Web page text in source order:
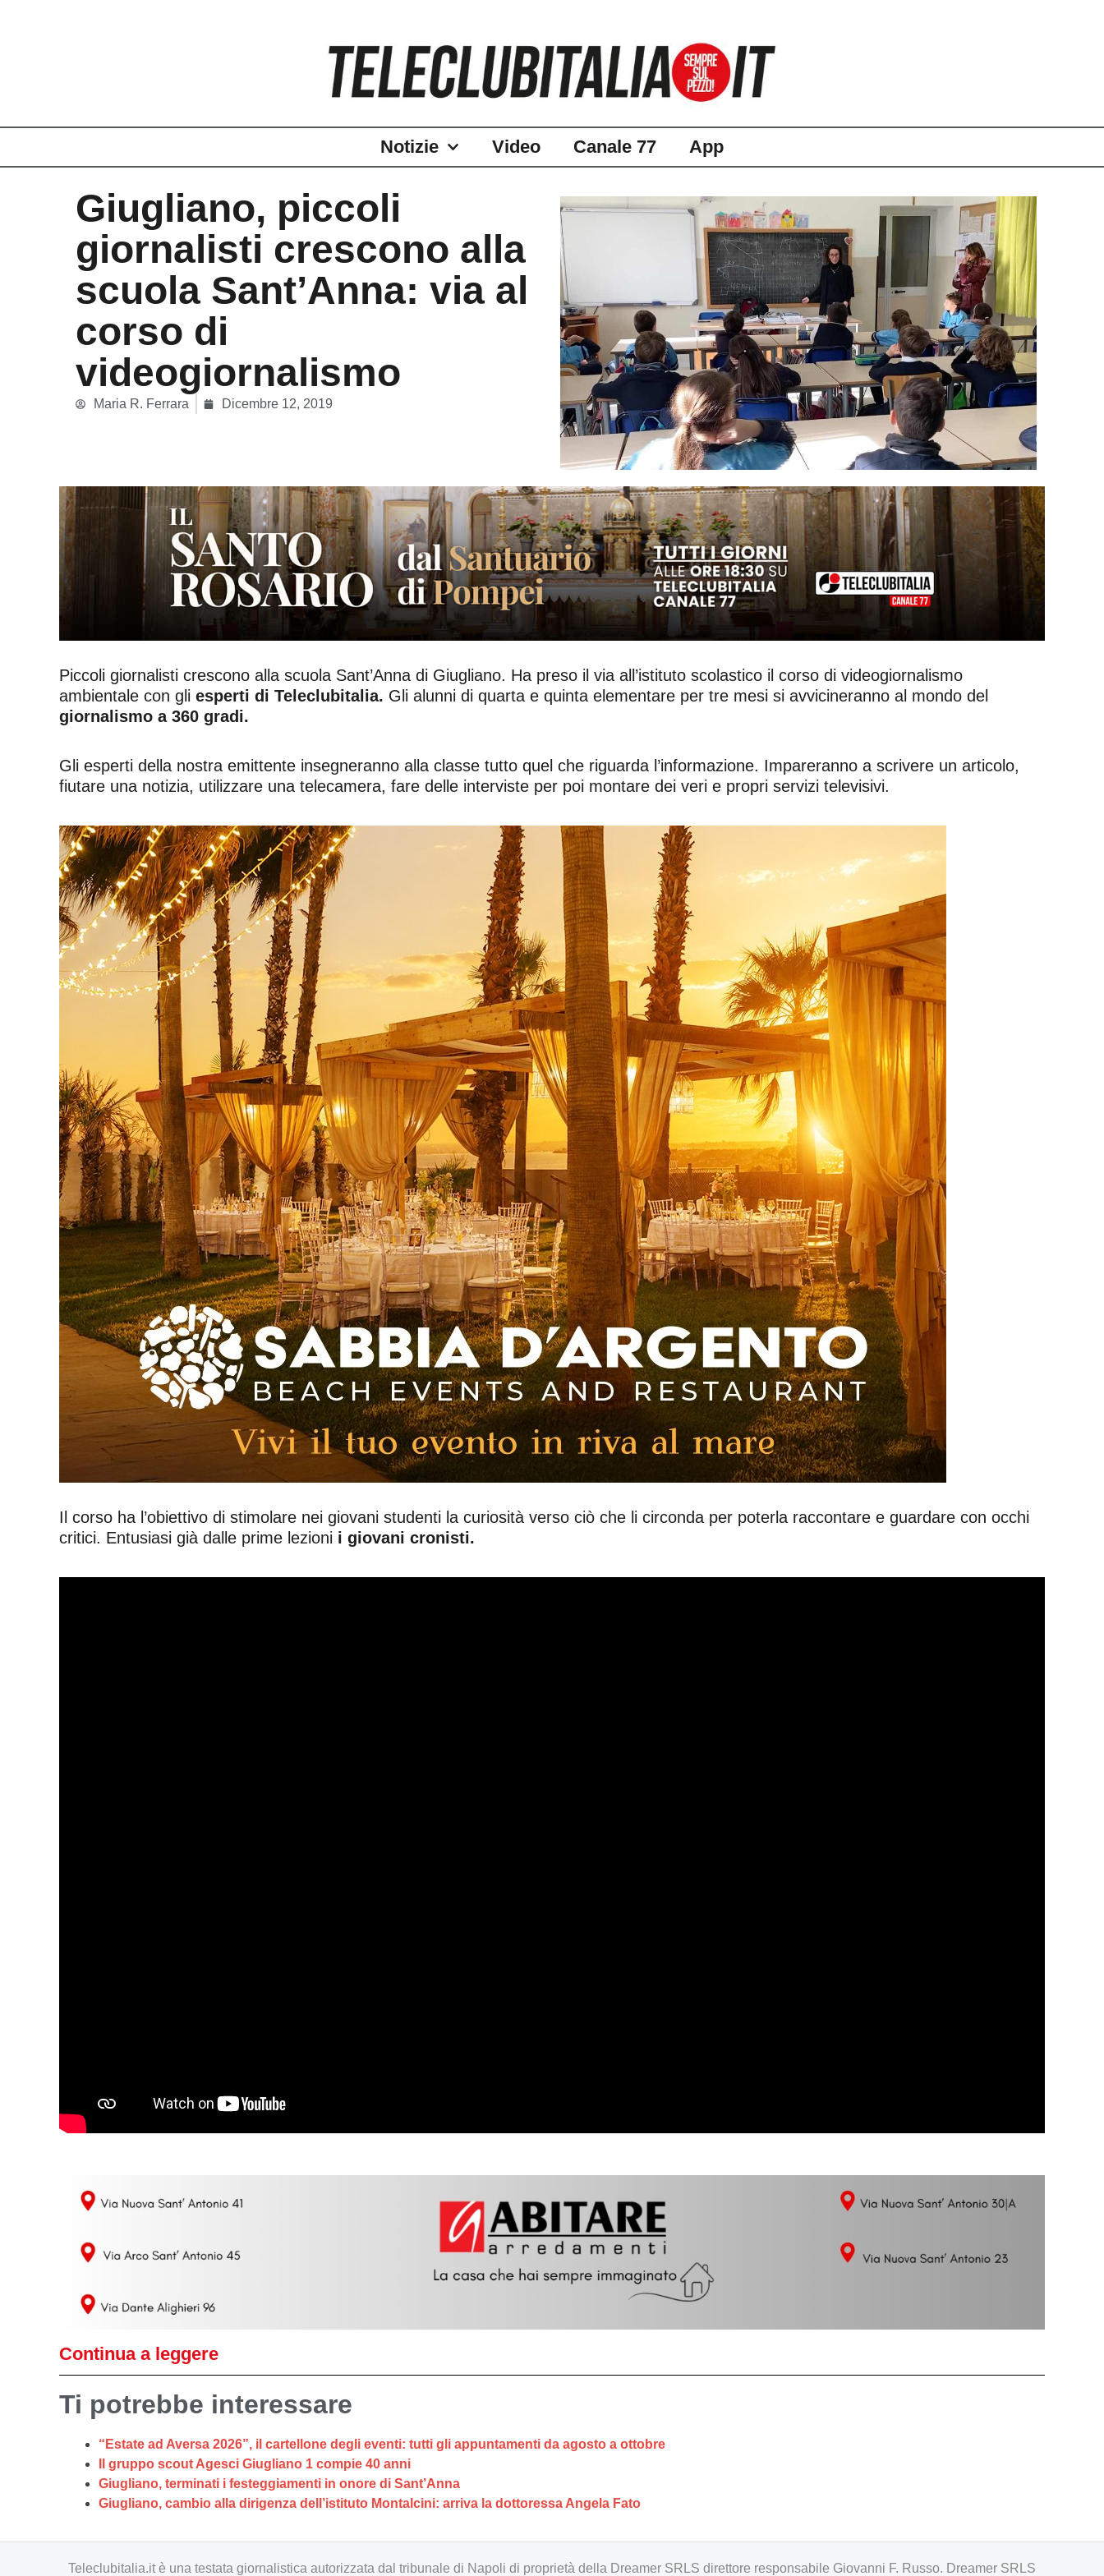
Notizie Video Canale 77 App
Giugliano, piccoli
giornalisti crescono alla
scuola Sant’Anna: via al
corso di
videogiornalismo
Maria R. Ferrara Dicembre 12, 2019
Piccoli giornalisti crescono alla scuola Sant’Anna di Giugliano. Ha preso il via all’istituto scolastico il corso di videogiornalismo
ambientale con gli esperti di Teleclubitalia. Gli alunni di quarta e quinta elementare per tre mesi si avvicineranno al mondo del
giornalismo a 360 gradi.
Gli esperti della nostra emittente insegneranno alla classe tutto quel che riguarda l’informazione. Impareranno a scrivere un articolo,
fiutare una notizia, utilizzare una telecamera, fare delle interviste per poi montare dei veri e propri servizi televisivi.
Il corso ha l’obiettivo di stimolare nei giovani studenti la curiosità verso ciò che li circonda per poterla raccontare e guardare con occhi
critici. Entusiasi già dalle prime lezioni i giovani cronisti.
Continua a leggere
Ti potrebbe interessare
“Estate ad Aversa 2026”, il cartellone degli eventi: tutti gli appuntamenti da agosto a ottobre
Il gruppo scout Agesci Giugliano 1 compie 40 anni
Giugliano, terminati i festeggiamenti in onore di Sant’Anna
Giugliano, cambio alla dirigenza dell’istituto Montalcini: arriva la dottoressa Angela Fato
Teleclubitalia.it è una testata giornalistica autorizzata dal tribunale di Napoli di proprietà della Dreamer SRLS direttore responsabile Giovanni F. Russo. Dreamer SRLS